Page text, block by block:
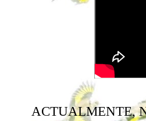
ACTUALMENTE,